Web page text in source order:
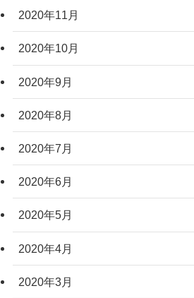
2020年11月
2020年10月
2020年9月
2020年8月
2020年7月
2020年6月
2020年5月
2020年4月
2020年3月